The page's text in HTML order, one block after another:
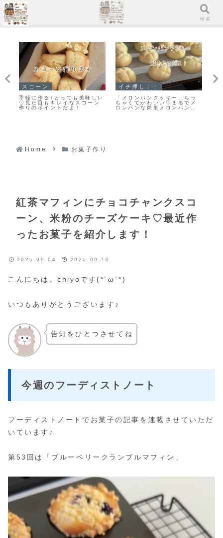
クッキー
また食べたくなる美味しさ♡
栗原はるみさんの塩クッキー
作ってみました！
マフィン
「濃厚ガトーショコラマフィ
ン」冷やして美味しいマフィ
ンレシピだよ！
Home お菓子作り
紅茶マフィンにチョコチャンクスコ
ーン、米粉のチーズケーキ♡最近作
ったお菓子を紹介します！
2025.09.04 2025.09.10
こんにちは。chiyoです(*´ω`*)
いつもありがとうございます♪
告知をひとつさせてね
今週のフーディストノート
フーディストノートでお菓子の記事を連載させていただ
いています♪
第53回は「ブルーベリークランブルマフィン」
メニュー 検索